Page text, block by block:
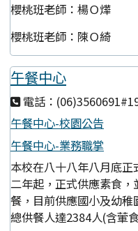
櫻桃班老師：楊Ｏ燁
櫻桃班老師：陳Ｏ綺
午餐中心
電話：
午餐中心-校園公告
午餐中心-業務職掌
本校在八十八年八月底
二年起，正式供應素食
餐，目前供應國小及幼稚
總供餐人達2384人(含葷